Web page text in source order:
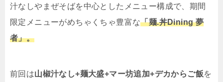
汁なしやまぜそばを中心としたメニュー構成で、期間
限定メニューがめちゃくちゃ豊富な「麺.丼Dining夢
者」。
前回は山椒汁なし+麺大盛+マー坊追加+デカからご飯を